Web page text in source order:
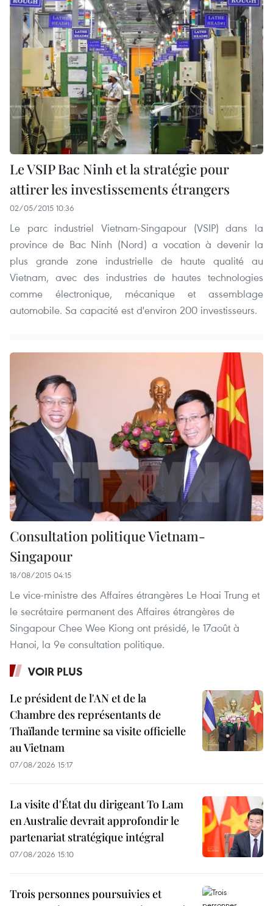
Le VSIP Bac Ninh et la stratégie pour
attirer les investissements étrangers
02/05/2015 10:36
Le parc industriel Vietnam-Singapour (VSIP) dans la
province de Bac Ninh (Nord) a vocation à devenir la
plus grande zone industrielle de haute qualité au
Vietnam, avec des industries de hautes technologies
comme électronique, mécanique et assemblage
automobile. Sa capacité est d'environ 200 investisseurs.
Consultation politique Vietnam-
Singapour
18/08/2015 04:15
Le vice-ministre des Affaires étrangères Le Hoai Trung et
le secrétaire permanent des Affaires étrangères de
Singapour Chee Wee Kiong ont présidé, le 17août à
Hanoi, la 9e consultation politique.
VOIR PLUS
Le président de l'AN et de la
Chambre des représentants de
Thaïlande termine sa visite officielle
au Vietnam
07/08/2026 15:17
La visite d'État du dirigeant To Lam
en Australie devrait approfondir le
partenariat stratégique intégral
07/08/2026 15:10
Trois personnes poursuivies et